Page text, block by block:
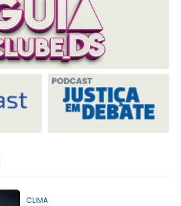
CLIMA